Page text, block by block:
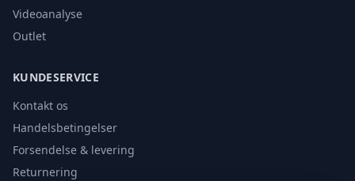
Videoanalyse
Outlet
KUNDESERVICE
Kontakt os
Handelsbetingelser
Forsendelse & levering
Returnering